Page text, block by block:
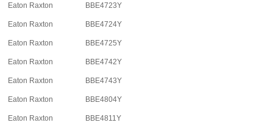
Eaton Raxton BBE4723Y
Eaton Raxton BBE4724Y
Eaton Raxton BBE4725Y
Eaton Raxton BBE4742Y
Eaton Raxton BBE4743Y
Eaton Raxton BBE4804Y
Eaton Raxton BBE4811Y